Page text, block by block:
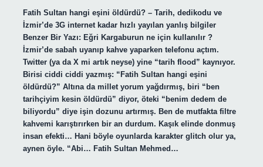
Fatih Sultan hangi eşini öldürdü? – Tarih, dedikodu ve
İzmir’de 3G internet kadar hızlı yayılan yanlış bilgiler
Benzer Bir Yazı: Eğri Kargaburun ne için kullanılır ?
İzmir’de sabah uyanıp kahve yaparken telefonu açtım.
Twitter (ya da X mi artık neyse) yine “tarih flood” kaynıyor.
Birisi ciddi ciddi yazmış: “Fatih Sultan hangi eşini
öldürdü?” Altına da millet yorum yağdırmış, biri “ben
tarihçiyim kesin öldürdü” diyor, öteki “benim dedem de
biliyordu” diye işin dozunu artırmış. Ben de mutfakta filtre
kahvemi karıştırırken bir an durdum. Kaşık elinde donmuş
insan efekti… Hani böyle oyunlarda karakter glitch olur ya,
aynen öyle. “Abi… Fatih Sultan Mehmed…